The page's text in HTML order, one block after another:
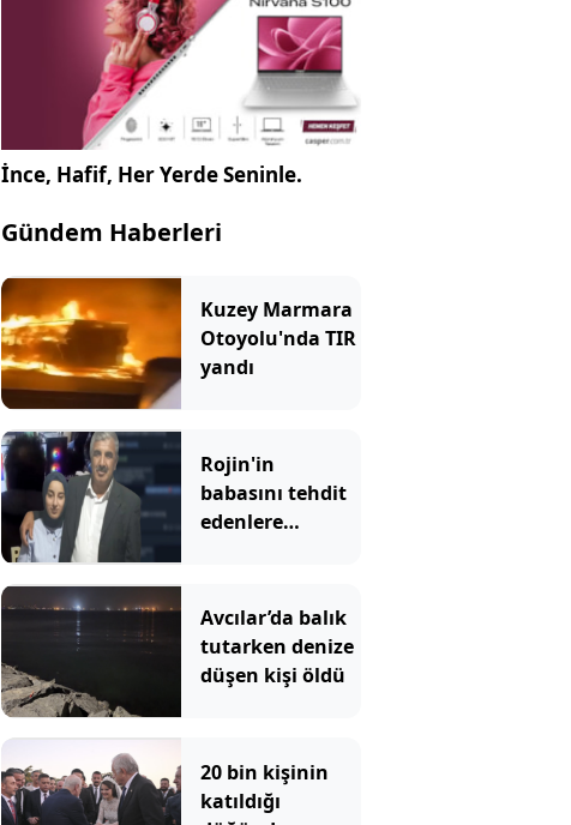
İnce, Hafif, Her Yerde Seninle.
Gündem Haberleri
Kuzey Marmara
Otoyolu'nda TIR
yandı
Rojin'in
babasını tehdit
edenlere
Avcılar’da balık
tutarken denize
düşen kişi öldü
20 bin kişinin
katıldığı